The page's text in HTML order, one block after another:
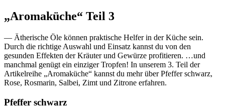
„Aromaküche“ Teil 3
— Ätherische Öle können praktische Helfer in der Küche sein.
Durch die richtige Auswahl und Einsatz kannst du von den
gesunden Effekten der Kräuter und Gewürze profitieren. …und
manchmal genügt ein einziger Tropfen! In unserem 3. Teil der
Artikelreihe „Aromaküche“ kannst du mehr über Pfeffer schwarz,
Rose, Rosmarin, Salbei, Zimt und Zitrone erfahren.
Pfeffer schwarz